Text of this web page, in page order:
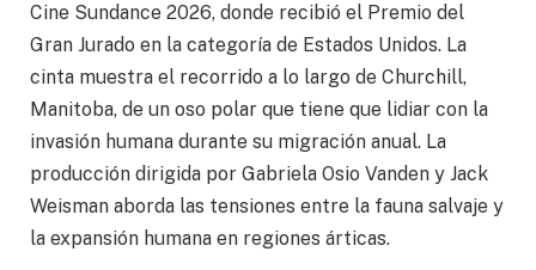
Cine Sundance 2026, donde recibió el Premio del
Gran Jurado en la categoría de Estados Unidos. La
cinta muestra el recorrido a lo largo de Churchill,
Manitoba, de un oso polar que tiene que lidiar con la
invasión humana durante su migración anual. La
producción dirigida por Gabriela Osio Vanden y Jack
Weisman aborda las tensiones entre la fauna salvaje y
la expansión humana en regiones árticas.